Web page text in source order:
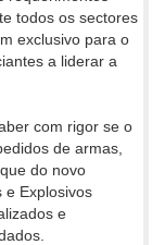
todos os sectores
exclusivo para o
a liderar a
com rigor se o
de armas,
do novo
e Explosivos
e